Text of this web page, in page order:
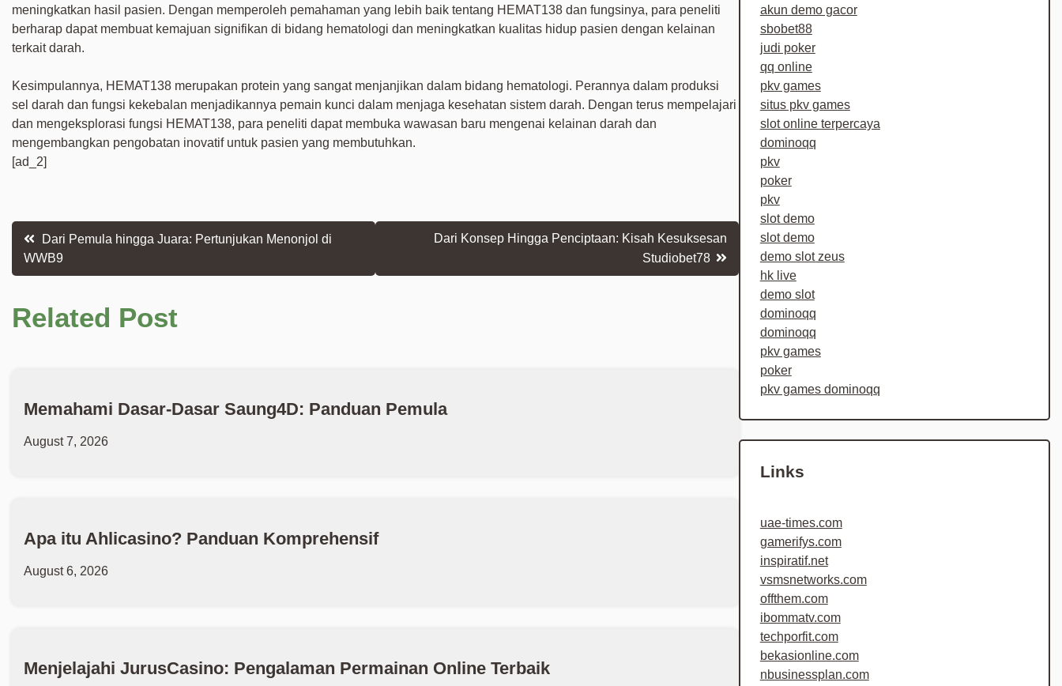
meningkatkan hasil pasien. Dengan memperoleh pemahaman yang lebih baik tentang HEMAT138 dan fungsinya, para peneliti
berharap dapat membuat kemajuan signifikan di bidang hematologi dan meningkatkan kualitas hidup pasien dengan kelainan
terkait darah.
Kesimpulannya, HEMAT138 merupakan protein yang sangat menjanjikan dalam bidang hematologi. Perannya dalam produksi
sel darah dan fungsi kekebalan menjadikannya pemain kunci dalam menjaga kesehatan sistem darah. Dengan terus mempelajari
dan mengeksplorasi fungsi HEMAT138, para peneliti dapat membuka wawasan baru mengenai kelainan darah dan
mengembangkan pengobatan inovatif untuk pasien yang membutuhkan.
[ad_2]
Post
navigation
Dari Pemula hingga Juara: Pertunjukan Menonjol di
WWB9
Dari Konsep Hingga Penciptaan: Kisah Kesuksesan
Studiobet78
Related Post
Memahami Dasar-Dasar Saung4D: Panduan Pemula
August 7, 2026
Apa itu Ahlicasino? Panduan Komprehensif
August 6, 2026
Menjelajahi JurusCasino: Pengalaman Permainan Online Terbaik
akun demo gacor
sbobet88
judi poker
qq online
pkv games
situs pkv games
slot online terpercaya
dominoqq
pkv
poker
pkv
slot demo
slot demo
demo slot zeus
hk live
demo slot
dominoqq
dominoqq
pkv games
poker
pkv games dominoqq
Links
uae-times.com
gamerifys.com
inspiratif.net
vsmsnetworks.com
offthem.com
ibommatv.com
techporfit.com
bekasionline.com
nbusinessplan.com